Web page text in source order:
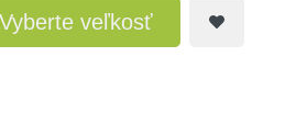
Vyberte veľkosť